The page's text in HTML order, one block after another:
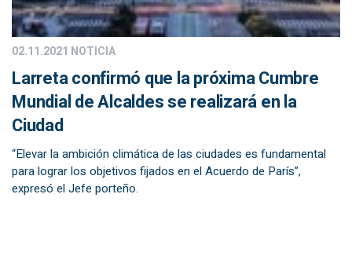
02.11.2021 NOTICIA
Larreta confirmó que la próxima Cumbre
Mundial de Alcaldes se realizará en la
Ciudad
“Elevar la ambición climática de las ciudades es fundamental
para lograr los objetivos fijados en el Acuerdo de París”,
expresó el Jefe porteño.